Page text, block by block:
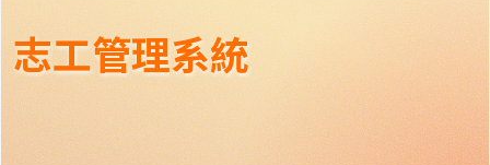
志工管理系統